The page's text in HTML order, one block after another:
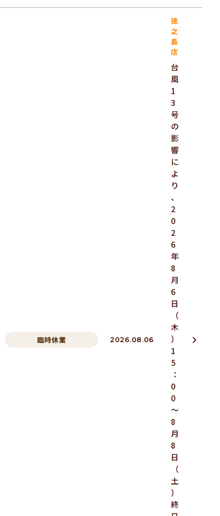
臨時休業 2026.08.06
徳
之
島
店
台
風
1
3
号
の
影
響
に
よ
り
、
2
0
2
6
年
8
月
6
日
（
木
）
1
5
：
0
0
～
8
月
8
日
（
土
）
終